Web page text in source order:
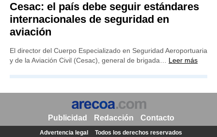
Cesac: el país debe seguir estándares
internacionales de seguridad en
aviación
El director del Cuerpo Especializado en Seguridad Aeroportuaria
y de la Aviación Civil (Cesac), general de brigada… Leer más
Publicidad Redacción Contacto
Advertencia legal
Todos los derechos reservados